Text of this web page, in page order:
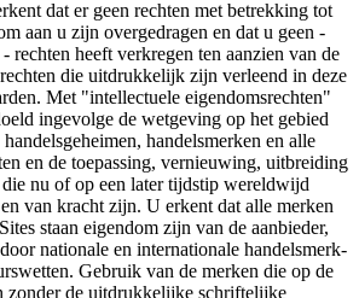
dat er geen rechten met betrekking tot
aan u zijn overgedragen en dat u geen -
rechten heeft verkregen ten aanzien van de
die uitdrukkelijk zijn verleend in deze
Met "intellectuele eigendomsrechten"
ingevolge de wetgeving op het gebied
handelsmerken en alle
en de toepassing, vernieuwing, uitbreiding
die nu of op een later tijdstip wereldwijd
van kracht zijn. U erkent dat alle merken
staan eigendom zijn van de aanbieder,
nationale en internationale handelsmerk-
Gebruik van de merken die op de
zonder de uitdrukkelijke schriftelijke